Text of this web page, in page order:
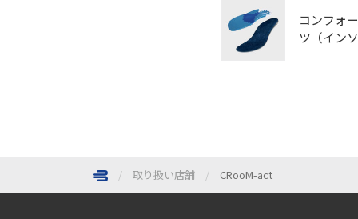
コンフォ
ツ（インソ
取り扱い店舗 CRooM-act
ページトップへ